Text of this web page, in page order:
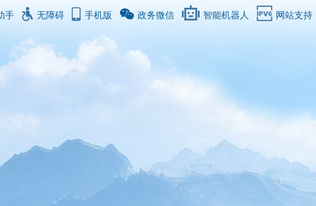
手 无障碍 手机版 政务微信 智能机器人 网站支持